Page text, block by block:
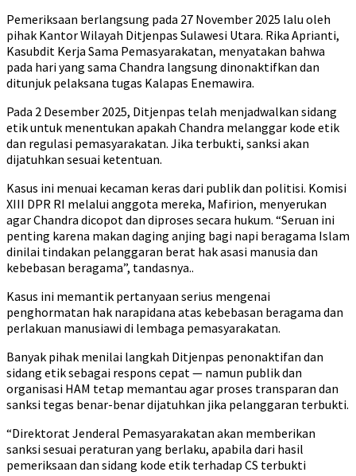
Pemeriksaan berlangsung pada 27 November 2025 lalu oleh
pihak Kantor Wilayah Ditjenpas Sulawesi Utara. Rika Aprianti,
Kasubdit Kerja Sama Pemasyarakatan, menyatakan bahwa
pada hari yang sama Chandra langsung dinonaktifkan dan
ditunjuk pelaksana tugas Kalapas Enemawira.
Pada 2 Desember 2025, Ditjenpas telah menjadwalkan sidang
etik untuk menentukan apakah Chandra melanggar kode etik
dan regulasi pemasyarakatan. Jika terbukti, sanksi akan
dijatuhkan sesuai ketentuan.
Kasus ini menuai kecaman keras dari publik dan politisi. Komisi
XIII DPR RI melalui anggota mereka, Mafirion, menyerukan
agar Chandra dicopot dan diproses secara hukum. “Seruan ini
penting karena makan daging anjing bagi napi beragama Islam
dinilai tindakan pelanggaran berat hak asasi manusia dan
kebebasan beragama”, tandasnya..
Kasus ini memantik pertanyaan serius mengenai
penghormatan hak narapidana atas kebebasan beragama dan
perlakuan manusiawi di lembaga pemasyarakatan.
Banyak pihak menilai langkah Ditjenpas penonaktifan dan
sidang etik sebagai respons cepat — namun publik dan
organisasi HAM tetap memantau agar proses transparan dan
sanksi tegas benar-benar dijatuhkan jika pelanggaran terbukti.
“Direktorat Jenderal Pemasyarakatan akan memberikan
sanksi sesuai peraturan yang berlaku, apabila dari hasil
pemeriksaan dan sidang kode etik terhadap CS terbukti